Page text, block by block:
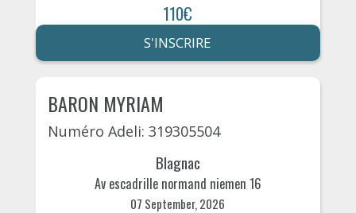
110€
S'INSCRIRE
BARON MYRIAM
Numéro Adeli: 319305504
Blagnac
Av escadrille normand niemen 16
07 September, 2026